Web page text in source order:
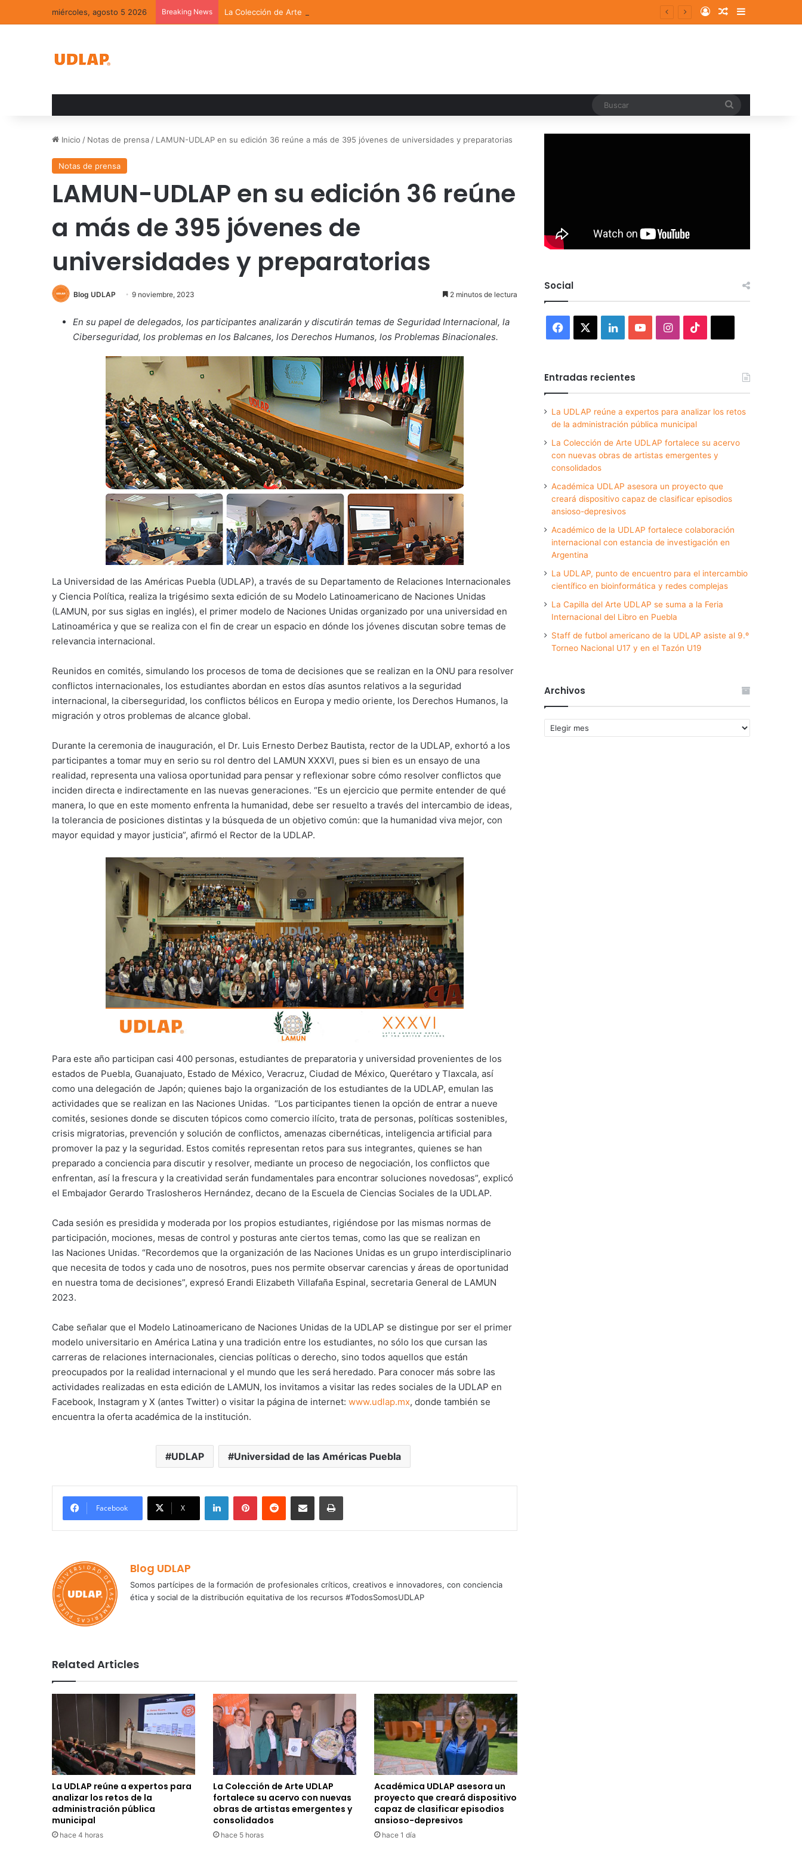
miércoles, agosto 5 2026 Breaking News La Colección de Arte UDLAP fortalece su acervo con nuevas obras de artistas emergentes y consolidados Log InRandom Article
Sidebar
Inicio / Notas de prensa / LAMUN-UDLAP en su edición 36 reúne a más de 395 jóvenes de universidades y preparatorias
Notas de prensa
LAMUN-UDLAP en su edición 36 reúne
a más de 395 jóvenes de
universidades y preparatorias
Blog UDLAP 9 noviembre, 2023 2 minutos de lectura
En su papel de delegados, los participantes analizarán y discutirán temas de Seguridad Internacional, la
Ciberseguridad, los problemas en los Balcanes, los Derechos Humanos, los Problemas Binacionales.
La Universidad de las Américas Puebla (UDLAP), a través de su Departamento de Relaciones Internacionales
y Ciencia Política, realiza la trigésimo sexta edición de su Modelo Latinoamericano de Naciones Unidas
(LAMUN, por sus siglas en inglés), el primer modelo de Naciones Unidas organizado por una universidad en
Latinoamérica y que se realiza con el fin de crear un espacio en dónde los jóvenes discutan sobre temas de
relevancia internacional.
Reunidos en comités, simulando los procesos de toma de decisiones que se realizan en la ONU para resolver
conflictos internacionales, los estudiantes abordan en estos días asuntos relativos a la seguridad
internacional, la ciberseguridad, los conflictos bélicos en Europa y medio oriente, los Derechos Humanos, la
migración y otros problemas de alcance global.
Durante la ceremonia de inauguración, el Dr. Luis Ernesto Derbez Bautista, rector de la UDLAP, exhortó a los
participantes a tomar muy en serio su rol dentro del LAMUN XXXVI, pues si bien es un ensayo de una
realidad, representa una valiosa oportunidad para pensar y reflexionar sobre cómo resolver conflictos que
inciden directa e indirectamente en las nuevas generaciones. “Es un ejercicio que permite entender de qué
manera, lo que en este momento enfrenta la humanidad, debe ser resuelto a través del intercambio de ideas,
la tolerancia de posiciones distintas y la búsqueda de un objetivo común: que la humanidad viva mejor, con
mayor equidad y mayor justicia”, afirmó el Rector de la UDLAP.
Para este año participan casi 400 personas, estudiantes de preparatoria y universidad provenientes de los
estados de Puebla, Guanajuato, Estado de México, Veracruz, Ciudad de México, Querétaro y Tlaxcala, así
como una delegación de Japón; quienes bajo la organización de los estudiantes de la UDLAP, emulan las
actividades que se realizan en las Naciones Unidas. “Los participantes tienen la opción de entrar a nueve
comités, sesiones donde se discuten tópicos como comercio ilícito, trata de personas, políticas sostenibles,
crisis migratorias, prevención y solución de conflictos, amenazas cibernéticas, inteligencia artificial para
promover la paz y la seguridad. Estos comités representan retos para sus integrantes, quienes se han
preparado a conciencia para discutir y resolver, mediante un proceso de negociación, los conflictos que
enfrentan, así la frescura y la creatividad serán fundamentales para encontrar soluciones novedosas”, explicó
el Embajador Gerardo Traslosheros Hernández, decano de la Escuela de Ciencias Sociales de la UDLAP.
Cada sesión es presidida y moderada por los propios estudiantes, rigiéndose por las mismas normas de
participación, mociones, mesas de control y posturas ante ciertos temas, como las que se realizan en
las Naciones Unidas. “Recordemos que la organización de las Naciones Unidas es un grupo interdisciplinario
que necesita de todos y cada uno de nosotros, pues nos permite observar carencias y áreas de oportunidad
en nuestra toma de decisiones”, expresó Erandi Elizabeth Villafaña Espinal, secretaria General de LAMUN
2023.
Cabe señalar que el Modelo Latinoamericano de Naciones Unidas de la UDLAP se distingue por ser el primer
modelo universitario en América Latina y una tradición entre los estudiantes, no sólo los que cursan las
carreras de relaciones internacionales, ciencias políticas o derecho, sino todos aquellos que están
preocupados por la realidad internacional y el mundo que les será heredado. Para conocer más sobre las
actividades realizadas en esta edición de LAMUN, los invitamos a visitar las redes sociales de la UDLAP en
Facebook, Instagram y X (antes Twitter) o visitar la página de internet: www.udlap.mx, donde también se
encuentra la oferta académica de la institución.
UDLAP Universidad de las Américas Puebla
Facebook X
LinkedInPinterestReddit Share via Email Print
Blog UDLAP
Somos partícipes de la formación de profesionales críticos, creativos e innovadores, con conciencia
ética y social de la distribución equitativa de los recursos #TodosSomosUDLAP
Related Articles
La UDLAP reúne a expertos para
analizar los retos de la
administración pública
municipal
hace 4 horas
La Colección de Arte UDLAP
fortalece su acervo con nuevas
obras de artistas emergentes y
consolidados
hace 5 horas
Académica UDLAP asesora un
proyecto que creará dispositivo
capaz de clasificar episodios
ansioso-depresivos
hace 1 día
Social
Facebook LinkedInYouTubeInstagram
Entradas recientes
La UDLAP reúne a expertos para analizar los retos
de la administración pública municipal
La Colección de Arte UDLAP fortalece su acervo
con nuevas obras de artistas emergentes y
consolidados
Académica UDLAP asesora un proyecto que
creará dispositivo capaz de clasificar episodios
ansioso-depresivos
Académico de la UDLAP fortalece colaboración
internacional con estancia de investigación en
Argentina
La UDLAP, punto de encuentro para el intercambio
científico en bioinformática y redes complejas
La Capilla del Arte UDLAP se suma a la Feria
Internacional del Libro en Puebla
Staff de futbol americano de la UDLAP asiste al 9.º
Torneo Nacional U17 y en el Tazón U19
Archivos
Archivos